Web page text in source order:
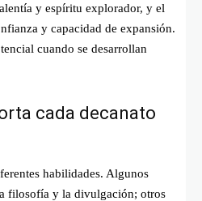
y espíritu explorador, y el
y capacidad de expansión.
cuando se desarrollan
cada decanato
habilidades. Algunos
filosofía y la divulgación; otros